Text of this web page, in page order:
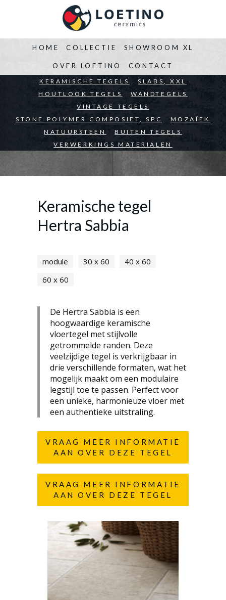
HOME
BEDRIJVEN ARCHITECTEN PARTICULIEREN
COLLECTIE
KERAMISCHE TEGELS
SLABS, XXL
HOUTLOOK TEGELS
WANDTEGELS
VINTAGE TEGELS
STONE POLYMER COMPOSIET, SPC
MOZAÏEK
NATUURSTEEN
BUITEN TEGELS
VERWERKINGS MATERIALEN
SHOWROOM XL
OVER LOETINO CONTACT
Keramische tegel
Hertra Sabbia
module 30 x 60
40 x 60
60 x 60
De Hertra Sabbia is een
hoogwaardige keramische
vloertegel met stijlvolle
getrommelde randen. Deze
veelzijdige tegel is verkrijgbaar in
drie verschillende formaten, wat het
mogelijk maakt om een modulaire
legstijl toe te passen. Perfect voor
een unieke, harmonieuze vloer met
een authentieke uitstraling.
VRAAG MEER INFORMATIE
AAN OVER DEZE TEGEL
VRAAG MEER INFORMATIE
AAN OVER DEZE TEGEL